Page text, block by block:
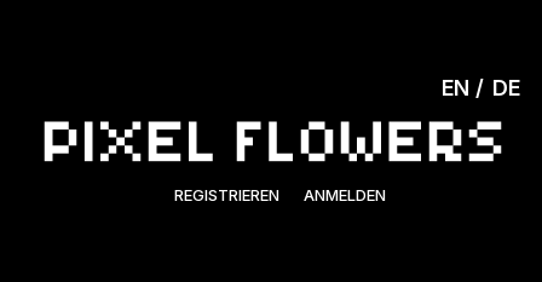
REGISTRIEREN ANMELDEN
EN DE